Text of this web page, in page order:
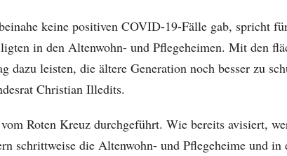
keine positiven COVID-19-Fälle gab, spricht
in den Altenwohn- und Pflegeheimen. Mit den
dazu leisten, die ältere Generation noch besser zu
Christian Illedits.
Roten Kreuz durchgeführt. Wie bereits avisiert,
schrittweise die Altenwohn- und Pflegeheime und